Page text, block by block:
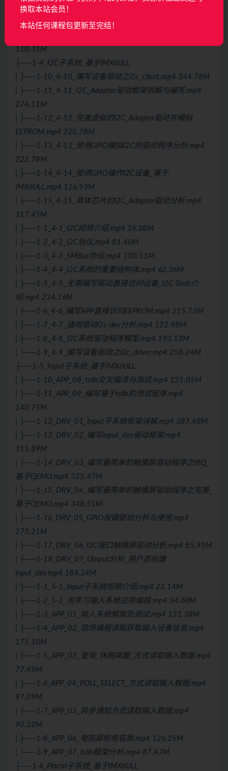
| ├──1-7_3-6_结合APP分析LCD驱动程序.mp4 176.94M
| ├──1-8_3-7_硬件_8080接口LCD时序分析.mp4 110.60M
110.31M
├──1-4_I2C子系统_基于IMX6ULL
| ├──1-10_4-10_编写设备驱动之i2c_client.mp4 344.78M
| ├──1-11_4-11_I2C_Adapter驱动框架讲解与编写.mp4
274.11M
| ├──1-12_4-12_完善虚拟的I2C_Adapter驱动并模拟
EEPROM.mp4 220.78M
| ├──1-13_4-13_使用GPIO模拟I2C的驱动程序分析.mp4
222.78M
| ├──1-14_4-14_使用GPIO操作I2C设备_基于
IMX6ULL.mp4 126.93M
| ├──1-15_4-15_具体芯片的I2C_Adapter驱动分析.mp4
317.45M
| ├──1-1_4-1_I2C视频介绍.mp4 36.38M
| ├──1-2_4-2_I2C协议.mp4 81.40M
| ├──1-3_4-3_SMBus协议.mp4 100.51M
| ├──1-4_4-4_I2C系统的重要结构体.mp4 62.36M
| ├──1-5_4-5_无需编写驱动直接访问设备_I2C-Tools介
绍.mp4 234.16M
| ├──1-6_4-6_编写APP直接访问EEPROM.mp4 315.73M
| ├──1-7_4-7_通用驱动i2c-dev分析.mp4 122.98M
| ├──1-8_4-8_I2C系统驱动程序模型.mp4 193.12M
| └──1-9_4-9_编写设备驱动之i2c_driver.mp4 258.24M
├──1-5_Input子系统_基于IMX6ULL
| ├──1-10_APP_08_tslib交叉编译与测试.mp4 121.05M
| ├──1-11_APP_09_编写基于tslib的测试程序.mp4
140.75M
| ├──1-12_DRV_01_Input子系统框架详解.mp4 387.48M
| ├──1-13_DRV_02_编写input_dev驱动框架.mp4
315.89M
| ├──1-14_DRV_03_编写最简单的触摸屏驱动程序之IRQ_
基于QEMU.mp4 325.47M
| ├──1-15_DRV_04_编写最简单的触摸屏驱动程序之完善_
基于QEMU.mp4 348.51M
| ├──1-16_DRV_05_GPIO按键驱动分析与使用.mp4
275.21M
| ├──1-17_DRV_06_I2C接口触摸屏驱动分析.mp4 85.95M
| ├──1-18_DRV_07_UInput分析_用户态创建
input_dev.mp4 184.24M
| ├──1-1_5-1_Input子系统视频介绍.mp4 22.14M
| ├──1-2_5-2_先学习输入系统应用编程.mp4 34.60M
| ├──1-3_APP_01_输入系统框架及调试.mp4 131.38M
| ├──1-4_APP_02_现场编程读取获取输入设备信息.mp4
175.10M
| ├──1-5_APP_03_查询_休眠唤醒_方式读取输入数据.mp4
77.49M
| ├──1-6_APP_04_POLL_SELECT_方式读取输入数据.mp4
87.09M
| ├──1-7_APP_05_异步通知方式读取输入数据.mp4
90.22M
| ├──1-8_APP_06_电阻屏和电容屏.mp4 126.25M
| └──1-9_APP_07_tslib框架分析.mp4 87.47M
├──1-6_Pinctrl子系统_基于IMX6ULL
换取本站会员！
本站任何课程包更新至完结！